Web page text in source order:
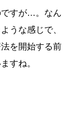
ですが…。なん
うな感じで、
を開始する前
すね。